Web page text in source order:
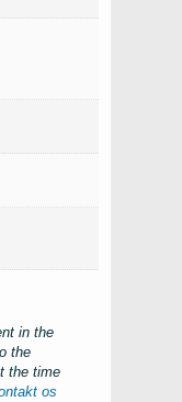
in the
the
the time
os